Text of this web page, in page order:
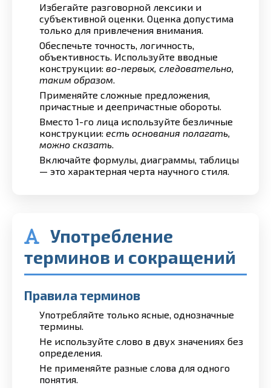
Избегайте разговорной лексики и
субъективной оценки. Оценка допустима
только для привлечения внимания.
Обеспечьте точность, логичность,
объективность. Используйте вводные
конструкции: во-первых, следовательно,
таким образом.
Применяйте сложные предложения,
причастные и деепричастные обороты.
Вместо 1-го лица используйте безличные
конструкции: есть основания полагать,
можно сказать.
Включайте формулы, диаграммы, таблицы
— это характерная черта научного стиля.
Употребление
терминов и сокращений
Правила терминов
Употребляйте только ясные, однозначные
термины.
Не используйте слово в двух значениях без
определения.
Не применяйте разные слова для одного
понятия.